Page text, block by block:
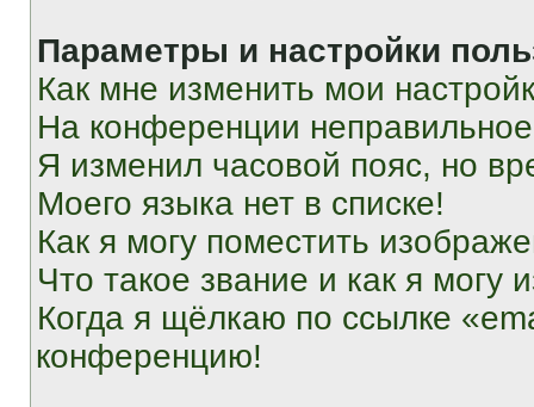
Параметры и настройки
Как мне изменить мои
На конференции
Я изменил часовой пояс, но
Моего языка нет в списке!
Как я могу поместить
Что такое звание и как я могу
Когда я щёлкаю по ссылке
конференцию!